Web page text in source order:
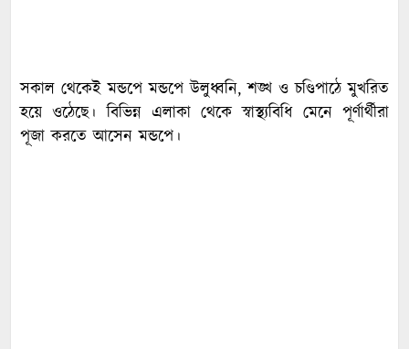
সকাল থেকেই মন্ডপে মন্ডপে উলুধ্বনি, শঙ্খ ও চণ্ডিপাঠে মুখরিত
হয়ে ওঠেছে। বিভিন্ন এলাকা থেকে স্বাস্থ্যবিধি মেনে পূর্ণার্থীরা
পূজা করতে আসেন মন্ডপে।